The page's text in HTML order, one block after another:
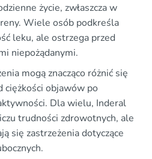
życie, zwłaszcza w
Wiele osób podkreśla
leku, ale ostrzega przed
niepożądanymi.
mogą znacząco różnić się
objawów po
Dla wielu, Inderal
trudności zdrowotnych, ale
się zastrzeżenia dotyczące